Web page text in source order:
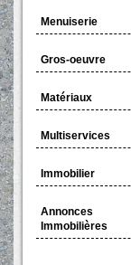
Menuiserie
Gros-oeuvre
Matériaux
Multiservices
Immobilier
Annonces
Immobilières